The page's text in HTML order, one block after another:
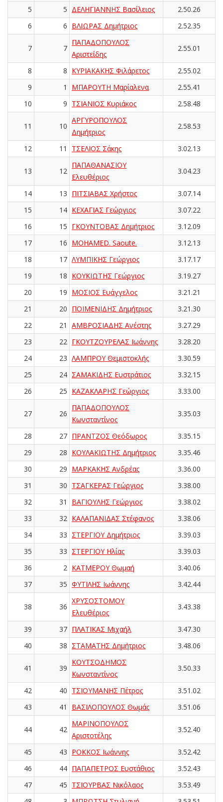
5
5 ΔΕΛΗΓΙΑΝΝΗΣ Βασίλειος
2.50.26
6
6 ΒΛΙΩΡΑΣ Δημήτριος 2.52.35
7 7
ΠΑΠΑΔΟΠΟΥΛΟΣ
Αριστείδης
2.55.01
8 8 ΚΥΡΙΑΚΑΚΗΣ Φιλάρετος
2.55.02
9
1 ΜΠΑΡΟΥΤΗ Μαρίαλενα
2.55.41
10
9 ΤΣΙΑΝΙΟΣ Κυριάκος 2.58.48
11 10
ΑΡΓΥΡΟΠΟΥΛΟΣ
Δημήτριος
2.58.53
12 11 ΤΣΕΛΙΟΣ Σάκης 3.02.13
13 12
ΠΑΠΑΘΑΝΑΣΙΟΥ
Ελευθέριος
3.04.23
14 13 ΠΙΤΣΙΑΒΑΣ Χρήστος
3.07.14
15
14 ΚΕΧΑΓΙΑΣ Γεώργιος
3.07.22
16
15 ΓΚΟΥΝΤΟΒΑΣ Δημήτριος
3.12.09
17
16 MOHAMED. Saoute.
3.12.13
18
17 ΛΥΜΠΙΚΗΣ Γεώργιος
3.17.17
19
18 ΚΟΥΚΙΩΤΗΣ Γεώργιος
3.19.27
20
19 ΜΟΣΙΟΣ Ευάγγελος
3.21.21
21
20 ΠΟΙΜΕΝΙΔΗΣ Δημήτριος
3.21.30
22
21 ΑΜΒΡΟΣΙΑΔΗΣ Ανέστης
3.27.29
23
22 ΓΚΟΥΤΖΟΥΡΕΛΑΣ Ιωάννης
3.28.20
24
23 ΛΑΜΠΡΟΥ Θεμιστοκλής
3.30.59
25
24 ΣΑΜΑΚΙΔΗΣ Ευστράτιος
3.32.15
26
25 ΚΑΖΑΚΛΑΡΗΣ Γεώργιος 3.33.00
27 26
ΠΑΠΑΔΟΠΟΥΛΟΣ
Κωνσταντίνος
3.35.03
28 27 ΠΡΑΝΤΖΟΣ Θεόδωρος
3.35.15
29
28 ΚΟΥΛΑΚΙΩΤΗΣ Δημήτριος
3.35.46
30
29 ΜΑΡΚΑΚΗΣ Ανδρέας
3.36.00
31
30 ΤΣΑΓΚΕΡΑΣ Γεώργιος
3.38.00
32
31 ΒΑΓΙΟΥΛΗΣ Γεώργιος
3.38.02
33
32 ΚΑΛΑΠΑΝΙΔΑΣ Στέφανος
3.38.06
34
33 ΣΤΕΡΓΙΟΥ Δημήτριος
3.39.03
35
33 ΣΤΕΡΓΙΟΥ Ηλίας
3.39.03
36
2 ΚΑΤΜΕΡΟΥ Θωμαή
3.40.06
37
35 ΦΥΤΙΛΗΣ Ιωάννης 3.42.44
38 36
ΧΡΥΣΟΣΤΟΜΟΥ
Ελευθέριος
3.43.38
39 37 ΠΛΑΤΙΚΑΣ Μιχαήλ
3.47.30
40
38 ΣΤΑΜΑΤΗΣ Δημήτριος 3.48.06
41 39
ΚΟΥΤΣΟΔΗΜΟΣ
Κωνσταντίνος
3.50.33
42 40 ΤΣΙΟΥΜΑΝΗΣ Πέτρος
3.51.02
43
41 ΒΑΣΙΛΟΠΟΥΛΟΣ Θωμάς 3.51.06
44 42
ΜΑΡΙΝΟΠΟΥΛΟΣ
Αριστοτέλης
3.52.40
45 43 ΡΟΚΚΟΣ Ιωάννης
3.52.42
46
44 ΠΑΠΑΠΕΤΡΟΣ Ευστάθιος
3.52.43
47
45 ΤΣΙΟΥΡΒΑΣ Νικόλαος
3.53.49